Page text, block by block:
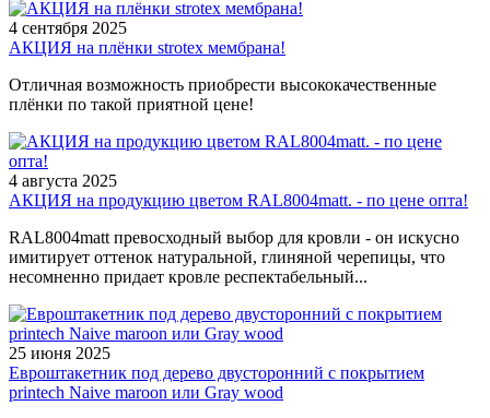
4 сентября 2025
АКЦИЯ на плёнки strotex мембрана!
Отличная возможность приобрести высококачественные
плёнки по такой приятной цене!
4 августа 2025
АКЦИЯ на продукцию цветом RAL8004matt. - по цене опта!
RAL8004matt превосходный выбор для кровли - он искусно
имитирует оттенок натуральной, глиняной черепицы, что
несомненно придает кровле респектабельный...
25 июня 2025
Евроштакетник под дерево двусторонний с покрытием
printech Naive maroon или Gray wood